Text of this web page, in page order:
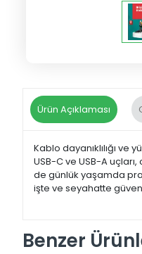
Ürün Açıklaması
Kablo dayanıklılığı
USB-C ve USB-A
de günlük yaşamda
işte ve seyahatte
Benzer